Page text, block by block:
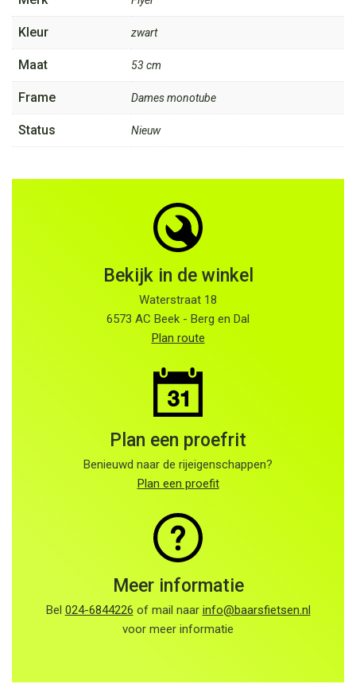
Kleur zwart
Maat 53 cm
Frame Dames monotube
Status Nieuw
Bekijk in de winkel
Waterstraat 18
6573 AC Beek - Berg en Dal
Plan route
Plan een proefrit
Benieuwd naar de rijeigenschappen?
Plan een proefit
Meer informatie
Bel 024-6844226 of mail naar info@baarsfietsen.nl
voor meer informatie